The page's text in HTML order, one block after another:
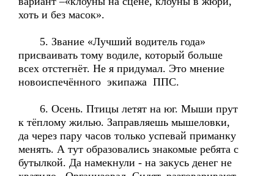
хоть и без масок».
5. Звание «Лучший водитель года»
присваивать тому водиле, который больше
всех отстегнёт. Не я придумал. Это мнение
новоиспечённого экипажа ППС.
6. Осень. Птицы летят на юг. Мыши прут
к тёплому жилью. Заправляешь мышеловки,
да через пару часов только успевай приманку
менять. А тут образовались знакомые ребята с
бутылкой. Да намекнули - на закусь денег не